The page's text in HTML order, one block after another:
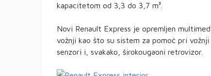
kapacitetom od 3,3 do 3,7 m³.
Novi Renault Express je opremljen
vožnji kao što su sistem za pomoć pri
senzori i, svakako, širokougaoni retrovizor.